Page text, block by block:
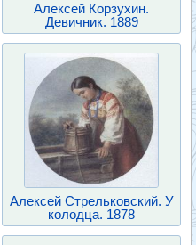
Алексей Корзухин.
Девичник. 1889
Алексей Стрельковский. У
колодца. 1878